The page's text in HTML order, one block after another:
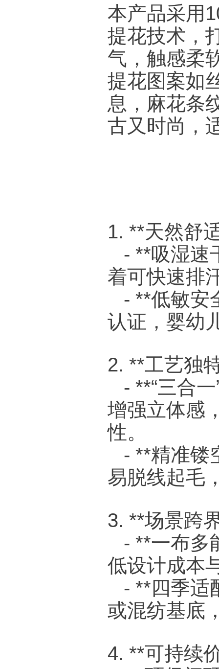
本产品采用
提花技术，
气，触感柔
提花图案如
息，麻花条
古又时尚，
1. **天然舒
- **吸湿速
着可快速排
- **低敏安
认证，婴幼
2. **工艺独
- **“三合
增强立体感
性。
- **精准镂
易脱线起毛
3. **场景跨
- **一布多
低设计成本
- **四季适
或混纺基底
4. **可持续